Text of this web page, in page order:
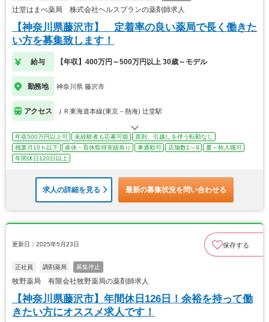
辻堂はまべ薬局 株式会社ヘルスプランの薬剤師求人
【神奈川県藤沢市】 定着率の良い薬局で長く働きた
い方を募集致します！
給与 【年収】400万円～500万円以上 30歳～モデル
勤務地 神奈川県 藤沢市
アクセス ＪＲ東海道本線(東京－熱海) 辻堂駅
年収500万円以上可 未経験者も応募可能
原則、引越しを伴う転勤なし
残業月10ｈ以下
産休・育休取得実績有り 車通勤可 店舗数1～9
夏～秋入職可
年間休日120日以上
求人の詳細を見る 最新の募集状況を問い合わせる
更新日：2025年5月23日 保存する
正社員 調剤薬局 募集停止
牧野薬局 有限会社牧野薬局の薬剤師求人
【神奈川県藤沢市】年間休日126日！余裕を持って働
きたい方にオススメ求人です！